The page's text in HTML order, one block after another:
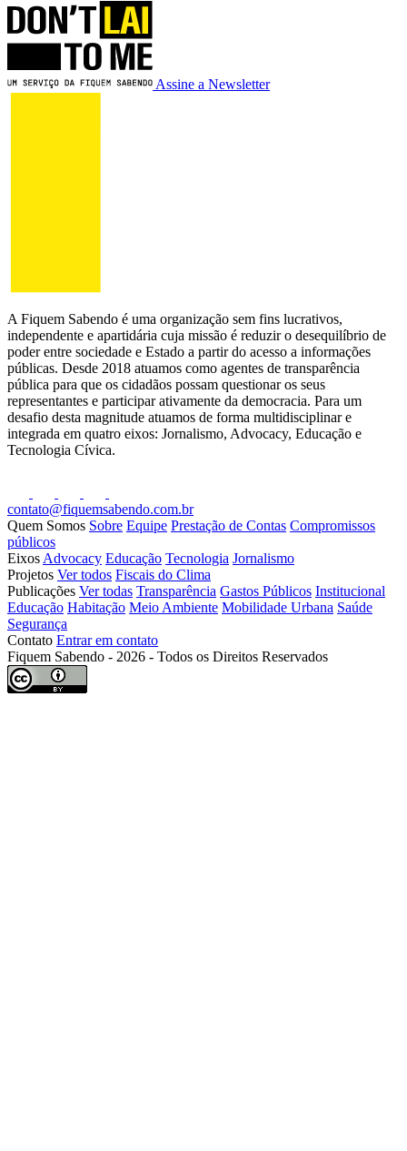
Assine a Newsletter
A Fiquem Sabendo é uma organização sem fins lucrativos,
independente e apartidária cuja missão é reduzir o desequilíbrio de
poder entre sociedade e Estado a partir do acesso a informações
públicas. Desde 2018 atuamos como agentes de transparência
pública para que os cidadãos possam questionar os seus
representantes e participar ativamente da democracia. Para um
desafio desta magnitude atuamos de forma multidisciplinar e
integrada em quatro eixos: Jornalismo, Advocacy, Educação e
Tecnologia Cívica.
contato@fiquemsabendo.com.br
Quem Somos Sobre Equipe Prestação de Contas Compromissos
públicos
Eixos Advocacy Educação Tecnologia Jornalismo
Projetos Ver todos Fiscais do Clima
Publicações Ver todas Transparência Gastos Públicos Institucional
Educação Habitação Meio Ambiente Mobilidade Urbana Saúde
Segurança
Contato Entrar em contato
Fiquem Sabendo - 2026 - Todos os Direitos Reservados